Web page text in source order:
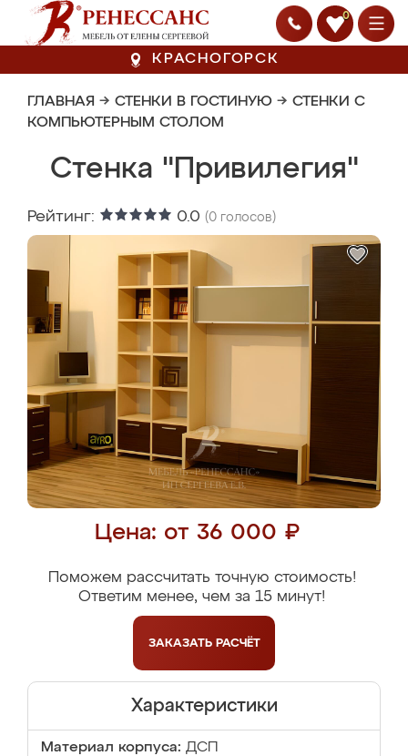
0
КРАСНОГОРСК
ГЛАВНАЯ → СТЕНКИ В ГОСТИНУЮ → СТЕНКИ С
КОМПЬЮТЕРНЫМ СТОЛОМ
Стенка "Привилегия"
Рейтинг: 0.0 (0 голосов)
Цена: от 36 000 ₽
Поможем рассчитать точную стоимость!
Ответим менее, чем за 15 минут!
ЗАКАЗАТЬ РАСЧЁТ
Характеристики
Материал корпуса: ДСП